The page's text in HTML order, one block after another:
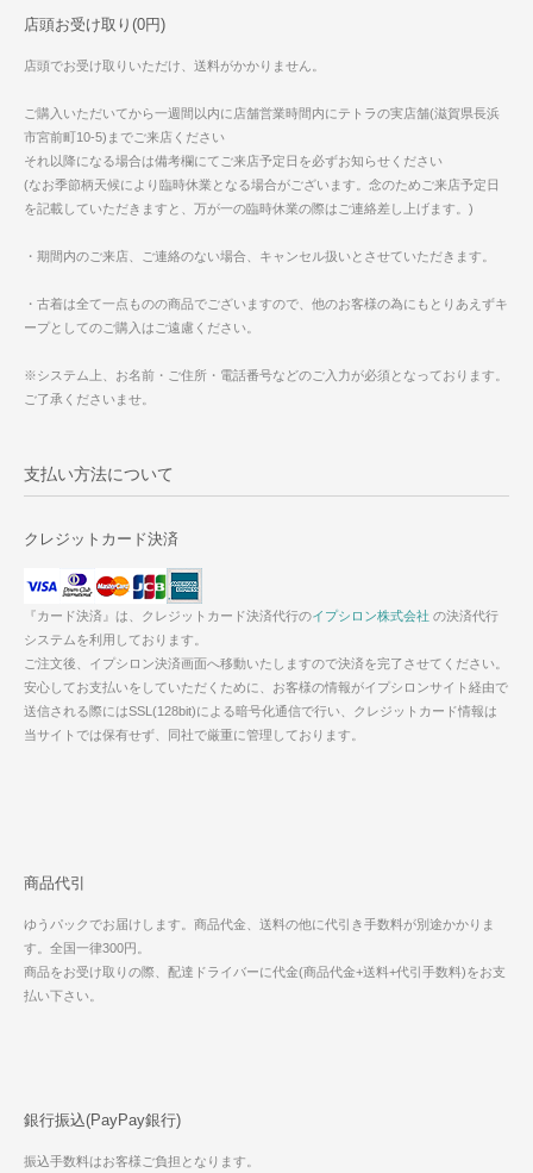
店頭お受け取り(0円)
店頭でお受け取りいただけ、送料がかかりません。
ご購入いただいてから一週間以内に店舗営業時間内にテトラの実店舗(滋賀県長浜
市宮前町10-5)までご来店ください
それ以降になる場合は備考欄にてご来店予定日を必ずお知らせください
(なお季節柄天候により臨時休業となる場合がございます。念のためご来店予定日
を記載していただきますと、万が一の臨時休業の際はご連絡差し上げます。)
・期間内のご来店、ご連絡のない場合、キャンセル扱いとさせていただきます。
・古着は全て一点ものの商品でございますので、他のお客様の為にもとりあえずキ
ープとしてのご購入はご遠慮ください。
※システム上、お名前・ご住所・電話番号などのご入力が必須となっております。
ご了承くださいませ。
支払い方法について
クレジットカード決済
『カード決済』は、クレジットカード決済代行のイプシロン株式会社 の決済代行
システムを利用しております。
ご注文後、イプシロン決済画面へ移動いたしますので決済を完了させてください。
安心してお支払いをしていただくために、お客様の情報がイプシロンサイト経由で
送信される際にはSSL(128bit)による暗号化通信で行い、クレジットカード情報は
当サイトでは保有せず、同社で厳重に管理しております。
商品代引
ゆうパックでお届けします。商品代金、送料の他に代引き手数料が別途かかりま
す。全国一律300円。
商品をお受け取りの際、配達ドライバーに代金(商品代金+送料+代引手数料)をお支
払い下さい。
銀行振込(PayPay銀行)
振込手数料はお客様ご負担となります。